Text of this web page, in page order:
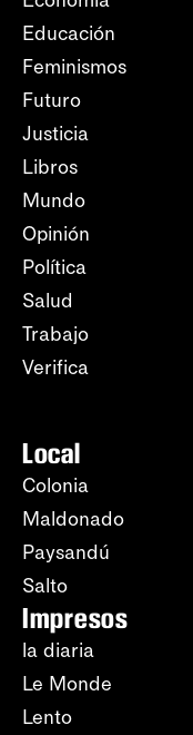
Educación
Feminismos
Futuro
Justicia
Libros
Mundo
Opinión
Política
Salud
Trabajo
Verifica
Local
Colonia
Maldonado
Paysandú
Salto
Impresos
la diaria
Le Monde
Lento